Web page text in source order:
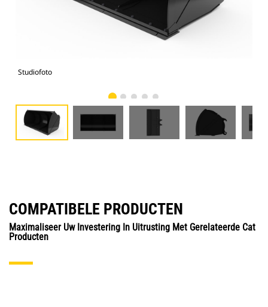
Studiofoto
COMPATIBELE PRODUCTEN
Maximaliseer Uw Investering In Uitrusting Met Gerelateerde Cat
Producten